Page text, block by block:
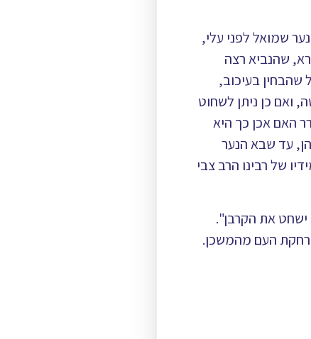
שמואל לפני עלי,
שהנביא רצה
שהבחין בעיכוב,
ואם כן ניתן לשחוט
האם אכן כך היא
עד שבא הנער
של רבינו הרב צבי
את הקרבן".
העם מהמשכן.